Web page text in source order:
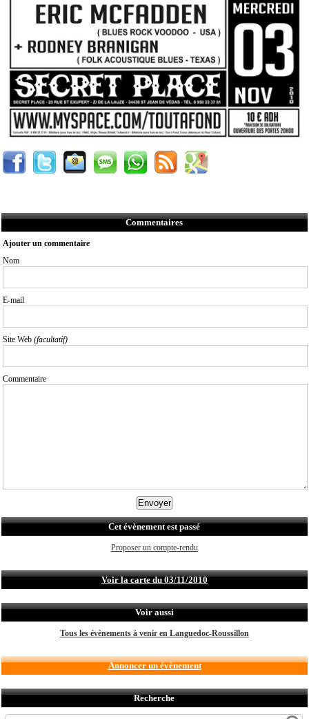
Commentaires
Ajouter un commentaire
Nom
E-mail
Site Web (facultatif)
Commentaire
Cet évènement est passé
Proposer un compte-rendu
Voir la carte du 03/11/2010
Voir aussi
Tous les évènements à venir en Languedoc-Roussillon
Annoncer un évènement
Recherche